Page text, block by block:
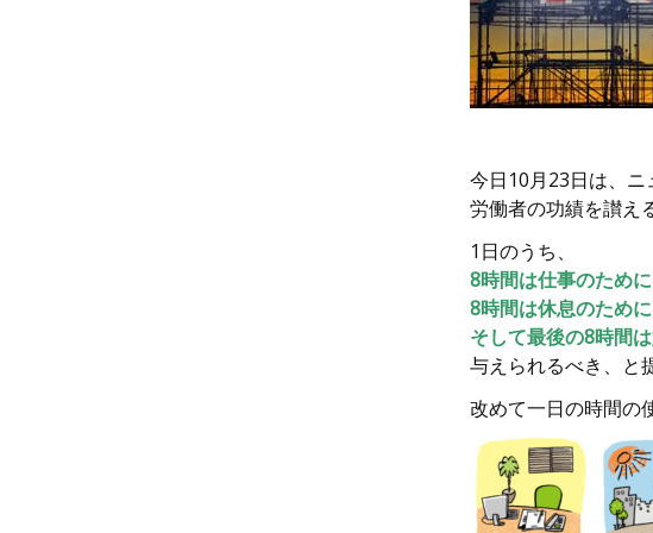
今日10月23日は、
労働者の功績を讃え
1日のうち、
8時間は仕事のために
8時間は休息のために
そして最後の8時間
与えられるべき、と
改めて一日の時間の